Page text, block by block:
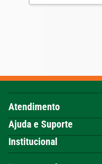
Atendimento
Ajuda e Suporte
Institucional